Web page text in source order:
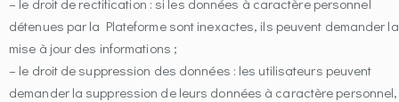
– le droit de rectification : si les données à caractère personnel
détenues par la Plateforme sont inexactes, ils peuvent demander la
mise à jour des informations ;
– le droit de suppression des données : les utilisateurs peuvent
demander la suppression de leurs données à caractère personnel,